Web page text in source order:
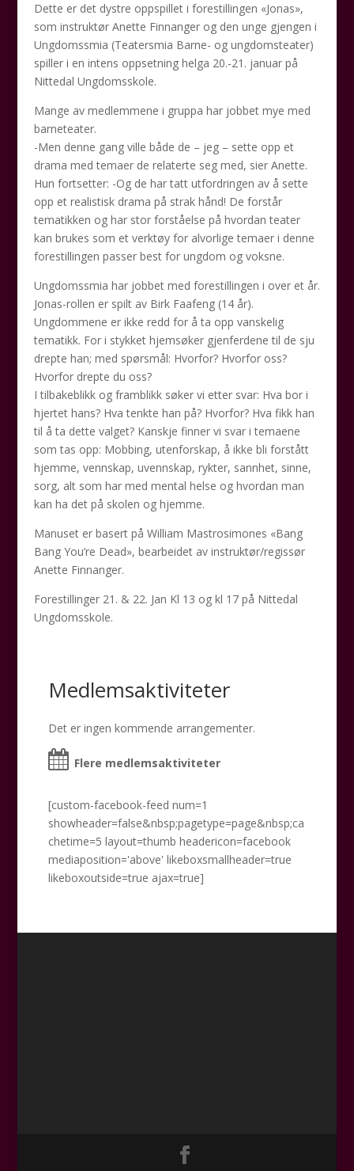
Dette er det dystre oppspillet i forestillingen «Jonas»,
som instruktør Anette Finnanger og den unge gjengen i
Ungdomssmia (Teatersmia Barne- og ungdomsteater)
spiller i en intens oppsetning helga 20.-21. januar på
Nittedal Ungdomsskole.
Mange av medlemmene i gruppa har jobbet mye med
barneteater.
-Men denne gang ville både de – jeg – sette opp et
drama med temaer de relaterte seg med, sier Anette.
Hun fortsetter: -Og de har tatt utfordringen av å sette
opp et realistisk drama på strak hånd! De forstår
tematikken og har stor forståelse på hvordan teater
kan brukes som et verktøy for alvorlige temaer i denne
forestillingen passer best for ungdom og voksne.
Ungdomssmia har jobbet med forestillingen i over et år.
Jonas-rollen er spilt av Birk Faafeng (14 år).
Ungdommene er ikke redd for å ta opp vanskelig
tematikk. For i stykket hjemsøker gjenferdene til de sju
drepte han; med spørsmål: Hvorfor? Hvorfor oss?
Hvorfor drepte du oss?
I tilbakeblikk og framblikk søker vi etter svar: Hva bor i
hjertet hans? Hva tenkte han på? Hvorfor? Hva fikk han
til å ta dette valget? Kanskje finner vi svar i temaene
som tas opp: Mobbing, utenforskap, å ikke bli forstått
hjemme, vennskap, uvennskap, rykter, sannhet, sinne,
sorg, alt som har med mental helse og hvordan man
kan ha det på skolen og hjemme.
Manuset er basert på William Mastrosimones «Bang
Bang You’re Dead», bearbeidet av instruktør/regissør
Anette Finnanger.
Forestillinger 21. & 22. Jan Kl 13 og kl 17 på Nittedal
Ungdomsskole.
Medlemsaktiviteter
Det er ingen kommende arrangementer.
Flere medlemsaktiviteter
[custom-facebook-feed num=1
showheader=false&nbsp;pagetype=page&nbsp;ca
chetime=5 layout=thumb headericon=facebook
mediaposition='above' likeboxsmallheader=true
likeboxoutside=true ajax=true]